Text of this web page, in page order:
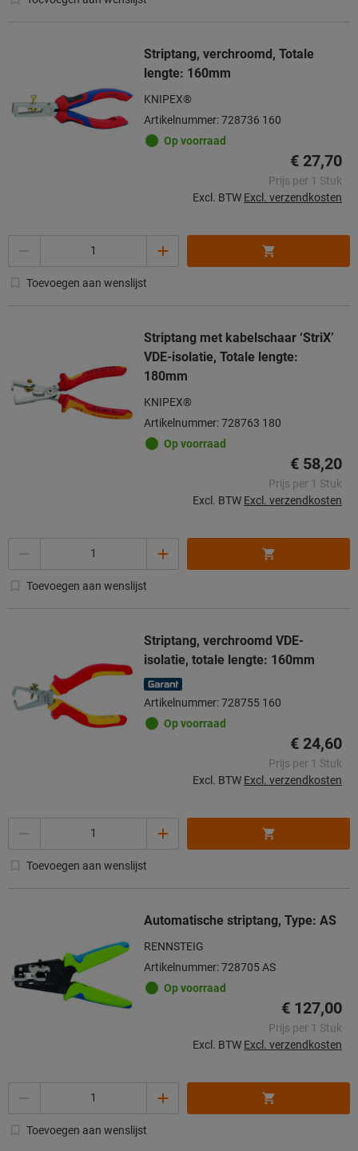
Striptang, verchroomd, Totale
lengte: 160mm
KNIPEX®
Artikelnummer: 728736 160
Op voorraad
€ 27,70
Prijs per 1 Stuk
Excl. BTW Excl. verzendkosten
Toevoegen aan wenslijst
Striptang met kabelschaar ‘StriX’
VDE-isolatie, Totale lengte:
180mm
KNIPEX®
Artikelnummer: 728763 180
Op voorraad
€ 58,20
Prijs per 1 Stuk
Excl. BTW Excl. verzendkosten
Toevoegen aan wenslijst
Striptang, verchroomd VDE-
isolatie, totale lengte: 160mm
Artikelnummer: 728755 160
Op voorraad
€ 24,60
Prijs per 1 Stuk
Excl. BTW Excl. verzendkosten
Toevoegen aan wenslijst
Automatische striptang, Type: AS
RENNSTEIG
Artikelnummer: 728705 AS
Op voorraad
€ 127,00
Prijs per 1 Stuk
Excl. BTW Excl. verzendkosten
Toevoegen aan wenslijst